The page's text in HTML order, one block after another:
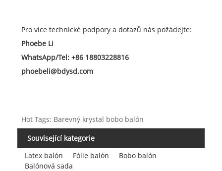
Pro více technické podpory a dotazů nás požádejte:
Phoebe Li
WhatsApp/Tel: +86 18803228816
phoebeli@bdysd.com
Hot Tags: Barevný krystal bobo balón
Související kategorie
Latex balón
Fólie balón
Bobo balón
Balónová sada